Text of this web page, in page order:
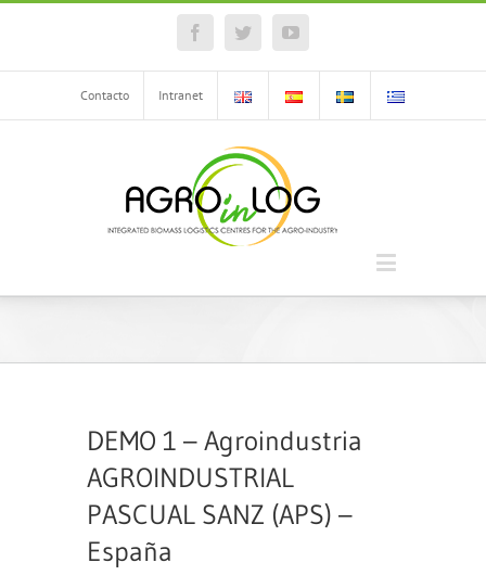
FacebookTwitterYouTube
Contacto Intranet
DEMO 1 – Agroindustria
AGROINDUSTRIAL
PASCUAL SANZ (APS) –
España